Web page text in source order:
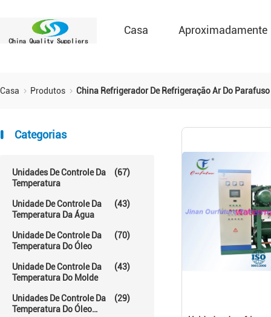
Casa Aproximadamente
Casa Produtos China Refrigerador De Refrigeração Ar Do Parafuso
Categorias
Unidades De Controle Da
Temperatura
(67)
Unidade De Controle Da
Temperatura Da Água
(43)
Unidade De Controle Da
Temperatura Do Óleo
(70)
Unidade De Controle Da
Temperatura Do Molde
(43)
Unidades De Controle Da
Temperatura Do Óleo
(29)